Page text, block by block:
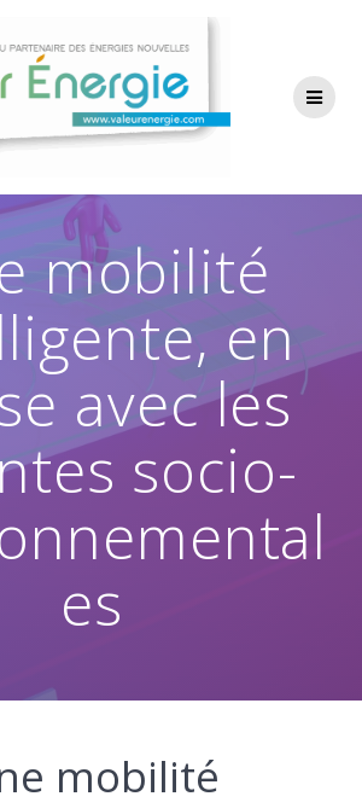
contenu
mobilité
en
avec les
socio-
es
mobilité